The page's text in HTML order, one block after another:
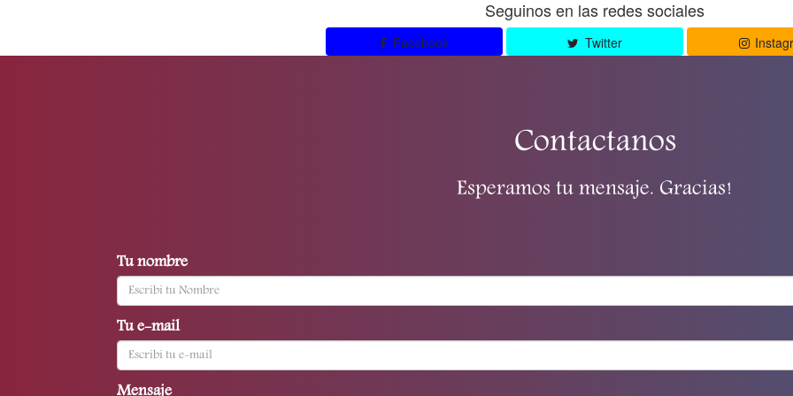
Seguinos en las redes sociales
Facebook Twitter
Contactanos
Esperamos tu mensaje. Gracias!
Tu nombre
Tu e-mail